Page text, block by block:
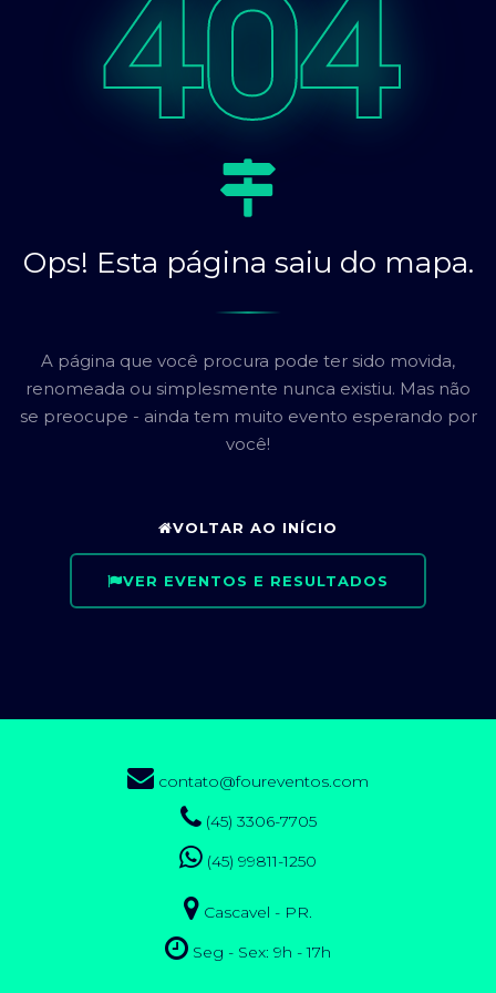
404
Ops! Esta página saiu do mapa.
A página que você procura pode ter sido movida,
renomeada ou simplesmente nunca existiu. Mas não
se preocupe - ainda tem muito evento esperando por
você!
VOLTAR AO INÍCIO
VER EVENTOS E RESULTADOS
contato@foureventos.com
(45) 3306-7705
(45) 99811-1250
Cascavel - PR.
Seg - Sex: 9h - 17h